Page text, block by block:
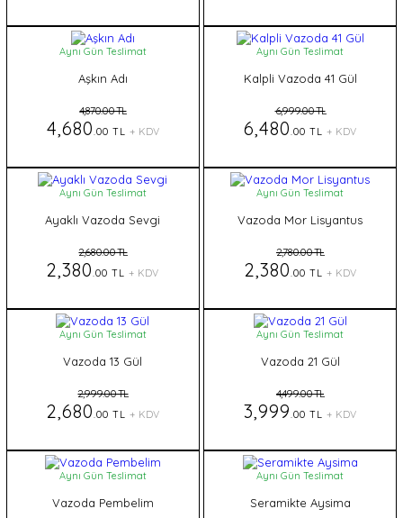
Aynı Gün Teslimat
Aşkın Adı
4,870.00 TL
4,680.00 TL + KDV
Aynı Gün Teslimat
Kalpli Vazoda 41 Gül
6,999.00 TL
6,480.00 TL+ KDV
Aynı Gün Teslimat
Ayaklı Vazoda Sevgi
2,680.00 TL
2,380.00 TL+ KDV
Aynı Gün Teslimat
Vazoda Mor Lisyantus
2,780.00 TL
2,380.00 TL + KDV
Aynı Gün Teslimat
Vazoda 13 Gül
2,999.00 TL
2,680.00 TL + KDV
Aynı Gün Teslimat
Vazoda 21 Gül
4,499.00 TL
3,999.00 TL+ KDV
Aynı Gün Teslimat
Vazoda Pembelim
Aynı Gün Teslimat
Seramikte Aysima